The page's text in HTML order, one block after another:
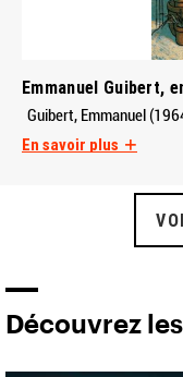
Emmanuel Guibert,
Guibert, Emmanuel
En savoir plus
Découvrez